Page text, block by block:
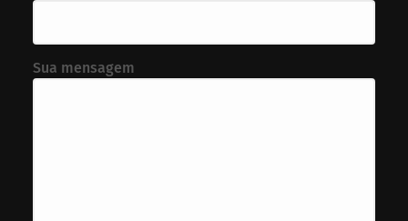
Sua mensagem